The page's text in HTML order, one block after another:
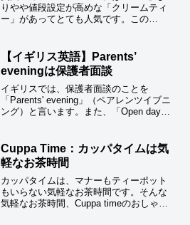
りやや値段設定が高めな「クリームティ
ー」があってとても人気です。この
出てきます。
【イギリス英語】Parents’
eveningは保護者面談
イギリスでは、保護者面談のことを
「Parents' evening」（ペアレンツイブニ
ング）と言います。また、「Open day」
ます。一方で授業参観はほとんど行われ
ません。
Cuppa Time：カッパタイムは気
軽なお茶時間
カッパタイムは、マナーもティーポット
もいらない気軽なお茶時間です。そんな
気軽なお茶時間、Cuppa timeのおしゃべ